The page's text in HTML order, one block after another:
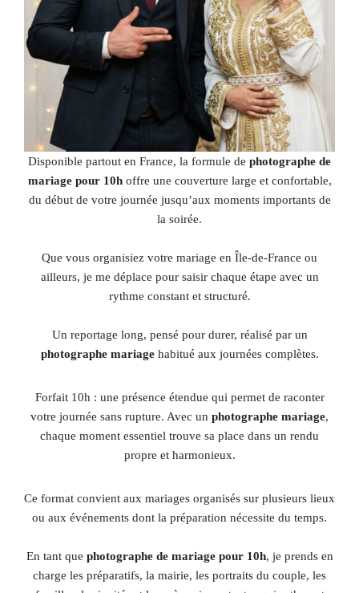
Disponible partout en France, la formule de photographe de
mariage pour 10hoffre une couverture large et confortable,
du début de votre journée jusqu’aux moments importants de
la soirée.
Que vous organisiez votre mariage en Île-de-France ou
ailleurs, je me déplace pour saisir chaque étape avec un
rythme constant et structuré.
Un reportage long, pensé pour durer, réalisé par un
photographe mariagehabitué aux journées complètes.
Forfait 10h : une présence étendue qui permet de raconter
votre journée sans rupture. Avec un photographe mariage,
chaque moment essentiel trouve sa place dans un rendu
propre et harmonieux.
Ce format convient aux mariages organisés sur plusieurs lieux
ou aux événements dont la préparation nécessite du temps.
En tant que photographe de mariage pour 10h, je prends en
charge les préparatifs, la mairie, les portraits du couple, les